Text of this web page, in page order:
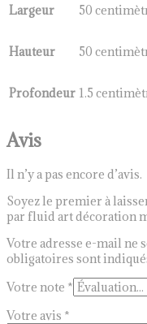
Largeur 50
Hauteur 50
Profondeur 1.5
Avis
Il n’y a pas encore d’avis.
Soyez le premier à
par fluid art décoration
Votre adresse e-mail ne
obligatoires sont
Votre note *
Votre avis *